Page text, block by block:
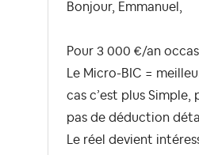
Bonjour, Emmanuel,
Pour 3 000 €/an
Le Micro-BIC =
cas c’est plus Simple,
pas de déduction
Le réel devient